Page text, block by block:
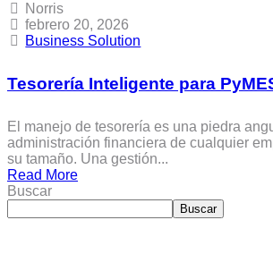
Norris
febrero 20, 2026
Business Solution
Tesorería Inteligente para
El manejo de tesorería es una piedra
administración financiera de cualquier
su tamaño. Una gestión...
Read More
Buscar
Buscar